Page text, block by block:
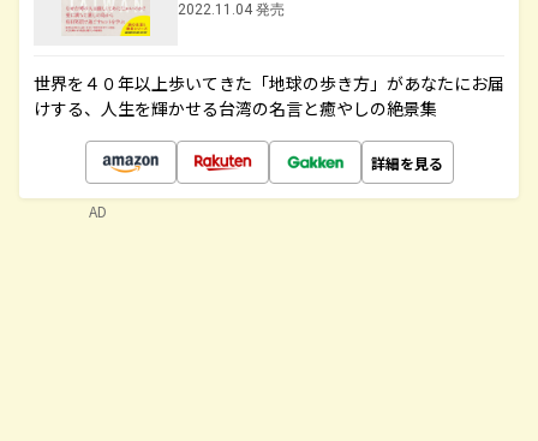
2022.11.04 発売
世界を４０年以上歩いてきた「地球の歩き方」があなたにお届
けする、人生を輝かせる台湾の名言と癒やしの絶景集
詳細を見る
AD